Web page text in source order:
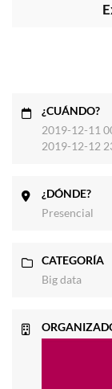
¿CUÁNDO?
2019-12-11
2019-12-12
¿DÓNDE?
Presencial
CATEGORÍA
Big data